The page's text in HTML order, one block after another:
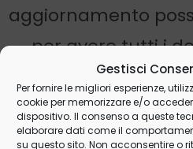
Gestisci
Per fornire le migliori esperienze,
cookie per memorizzare e/o
dispositivo. Il consenso a queste
elaborare dati come il
su questo sito. Non acconsentire o
aggiornamento
per avere tutti i
procedere alla
contributo è